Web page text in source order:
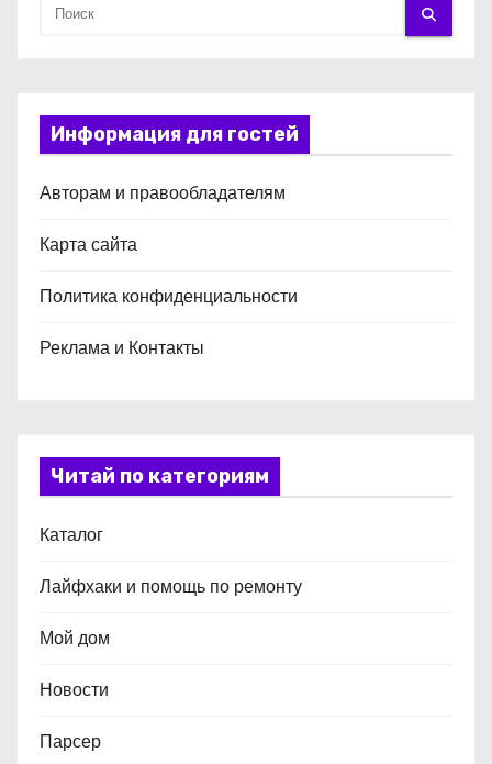
Информация для гостей
Авторам и правообладателям
Карта сайта
Политика конфиденциальности
Реклама и Контакты
Читай по категориям
Каталог
Лайфхаки и помощь по ремонту
Мой дом
Новости
Парсер